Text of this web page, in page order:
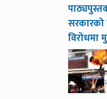
सरकारको
विरोधमा